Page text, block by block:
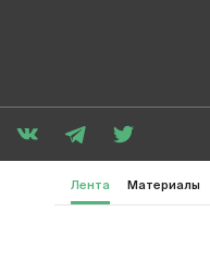
Лента Материалы